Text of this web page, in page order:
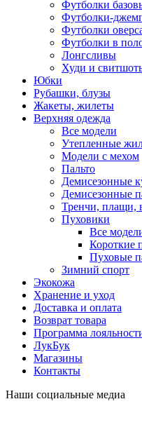
Футболки
Футболки-
Футболки
Футболки в
Лонгсливы
Худи и
Юбки
Рубашки, блузы
Жакеты, жилеты
Верхняя одежда
Все модели
Утепленные
Модели с мехом
Пальто
Демисезонные
Демисезонные
Тренчи, плащи,
Пуховики
Все
Короткие
Пуховые
Зимний спорт
Экокожа
Хранение и уход
Доставка и оплата
Возврат товара
Программа
ЛукБук
Магазины
Контакты
Наши социальные медиа